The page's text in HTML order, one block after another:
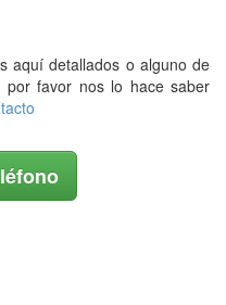
aquí detallados o alguno de
por favor nos lo hace saber